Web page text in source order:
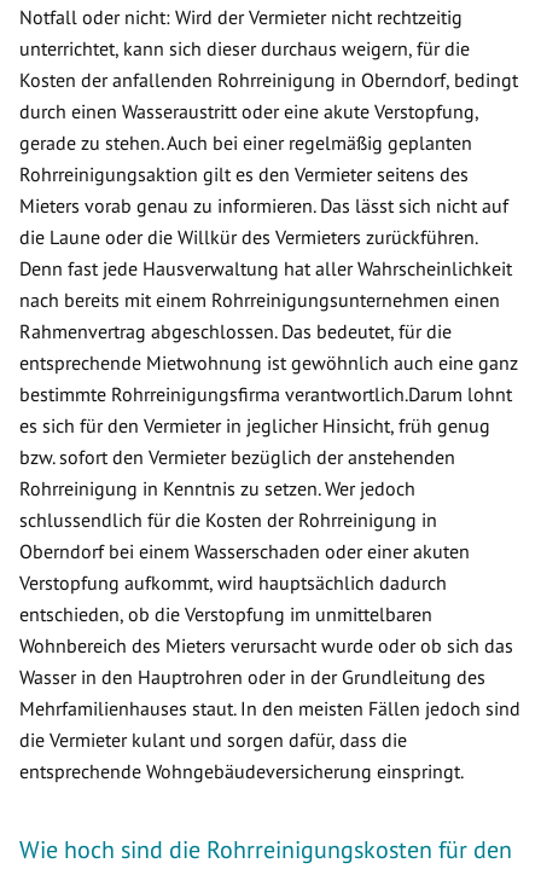
Notfall oder nicht: Wird der Vermieter nicht rechtzeitig
unterrichtet, kann sich dieser durchaus weigern, für die
Kosten der anfallenden Rohrreinigung in Oberndorf, bedingt
durch einen Wasseraustritt oder eine akute Verstopfung,
gerade zu stehen. Auch bei einer regelmäßig geplanten
Rohrreinigungsaktion gilt es den Vermieter seitens des
Mieters vorab genau zu informieren. Das lässt sich nicht auf
die Laune oder die Willkür des Vermieters zurückführen.
Denn fast jede Hausverwaltung hat aller Wahrscheinlichkeit
nach bereits mit einem Rohrreinigungsunternehmen einen
Rahmenvertrag abgeschlossen. Das bedeutet, für die
entsprechende Mietwohnung ist gewöhnlich auch eine ganz
bestimmte Rohrreinigungsfirma verantwortlich.Darum lohnt
es sich für den Vermieter in jeglicher Hinsicht, früh genug
bzw. sofort den Vermieter bezüglich der anstehenden
Rohrreinigung in Kenntnis zu setzen. Wer jedoch
schlussendlich für die Kosten der Rohrreinigung in
Oberndorf bei einem Wasserschaden oder einer akuten
Verstopfung aufkommt, wird hauptsächlich dadurch
entschieden, ob die Verstopfung im unmittelbaren
Wohnbereich des Mieters verursacht wurde oder ob sich das
Wasser in den Hauptrohren oder in der Grundleitung des
Mehrfamilienhauses staut. In den meisten Fällen jedoch sind
die Vermieter kulant und sorgen dafür, dass die
entsprechende Wohngebäudeversicherung einspringt.
Wie hoch sind die Rohrreinigungskosten für den